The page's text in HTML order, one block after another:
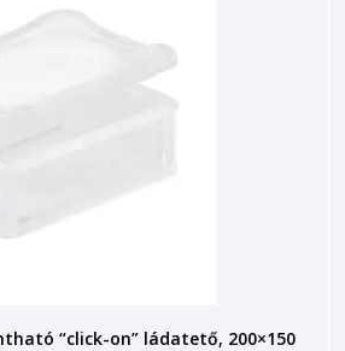
“click-on” ládatető, 200×150